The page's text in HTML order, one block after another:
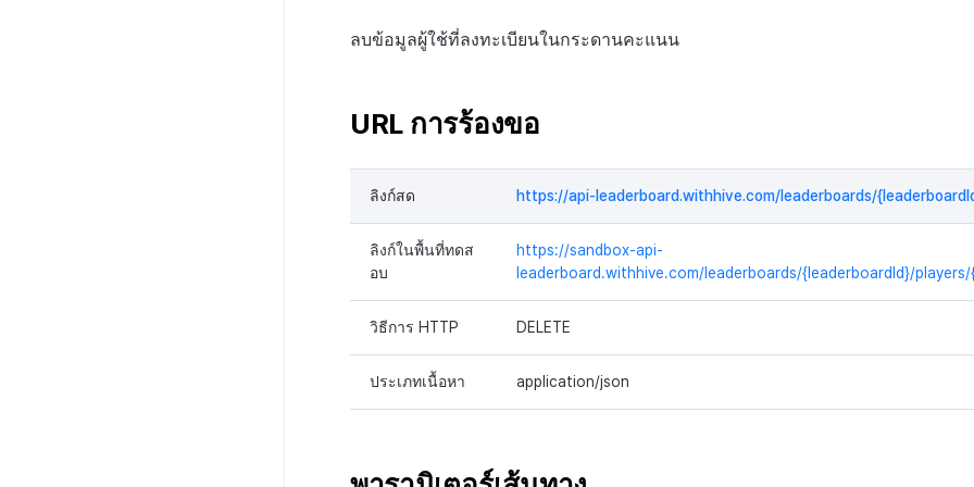
ลบข้อมูลผู้ใช้ที่ลงทะเบียนในกระดานคะแนน
URL การร้องขอ
ลิงก์สด https://api-leaderboard.withhive.com/leaderboards/
ลิงก์ในพื้นที่ทดส
อบ
https://sandbox-api-
leaderboard.withhive.com/leaderboards/{leaderboardId}/players/
วิธีการ HTTP DELETE
ประเภทเนื้อหา application/json